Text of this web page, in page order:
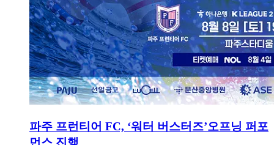
파주 프런티어 FC, ‘워터 버스터즈’오프닝 퍼포
먼스 진행